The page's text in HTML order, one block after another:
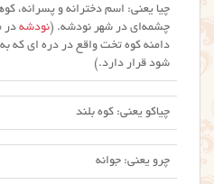
چیا یعنی: اسم دخترانه و پسرانه،
چشمه‌ای در شهر نودشه. (نودشه در
دامنه کوه تخت واقع در دره ای که
شود قرار دارد.)
چیاکو یعنی: کوه بلند
چرو یعنی: جوانه